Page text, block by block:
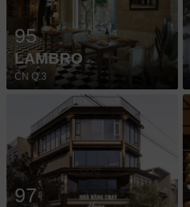
95
LAMBRO
CN Q.3
97